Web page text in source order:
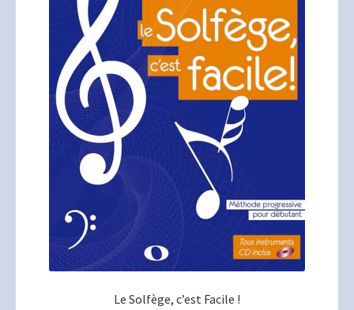
Le Solfège, c’est Facile !